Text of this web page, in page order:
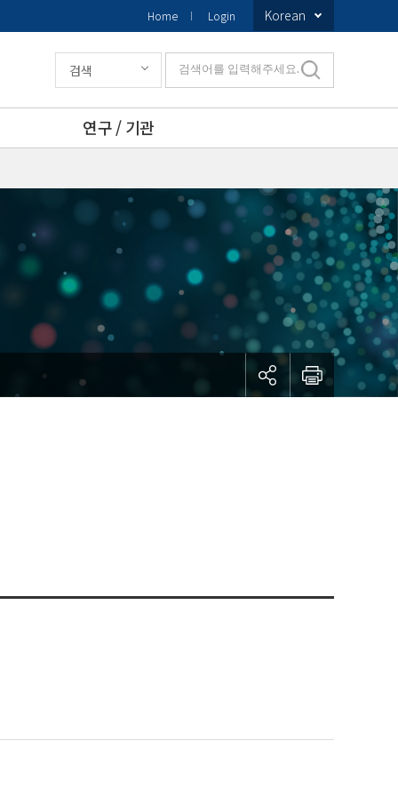
Home Login Korean
연구 / 기관
검색 검색어를 입력해주세요.